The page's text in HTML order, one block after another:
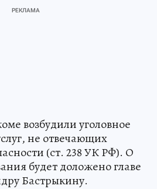
возбудили уголовное
не отвечающих
(ст. 238 УК РФ). О
будет доложено главе
Бастрыкину.